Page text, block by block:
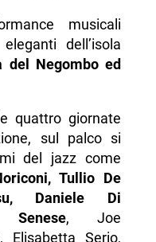
musicali
dell’isola
del Negombo ed
quattro giornate
sul palco si
del jazz come
Tullio De
Daniele Di
Senese, Joe
Elisabetta Serio,